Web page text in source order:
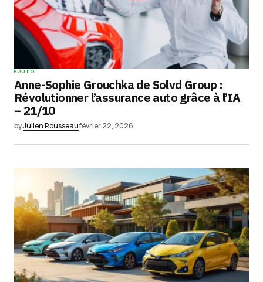
AUTO
Anne-Sophie Grouchka de Solvd Group :
Révolutionner l’assurance auto grâce à l’IA
– 21/10
byJulien Rousseaufévrier 22, 2026